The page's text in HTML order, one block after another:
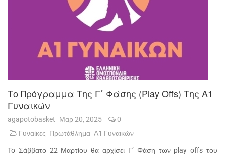
Το Πρόγραμμα Της Γ΄ Φάσης (Play Offs) Της Α1
Γυναικών
agapotobasket Μαρ 20, 2025
0
Γυναίκες Πρωτάθλημα Α1 Γυναικών
To Σάββατο 22 Μαρτίου θα αρχίσει Γ’ Φάση των play offs του